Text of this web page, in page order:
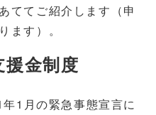
ててご紹介します（申
ます）。
援金制度
1月の緊急事態宣言に